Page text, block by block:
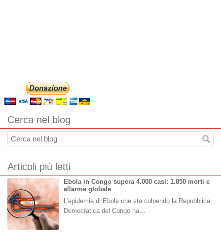
Cerca nel blog
Articoli più letti
Ebola in Congo supera 4.000 casi: 1.850 morti e
allarme globale
L'epidemia di Ebola che sta colpendo la Repubblica
Democratica del Congo ha…